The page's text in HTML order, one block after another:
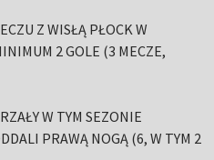
Z WISŁĄ PŁOCK W
2 GOLE (3 MECZE,
W TYM SEZONIE
PRAWĄ NOGĄ (6, W TYM 2